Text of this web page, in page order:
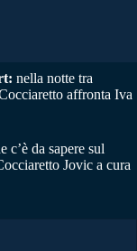
nella notte tra
affronta Iva
da sapere sul
Jovic a cura